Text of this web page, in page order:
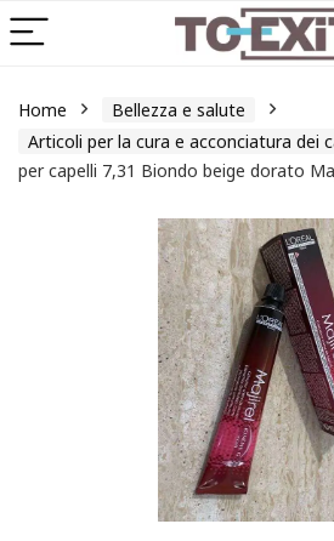
Home
Bellezza e salute
Articoli per la cura e acconciatura dei
per capelli 7,31 Biondo beige dorato